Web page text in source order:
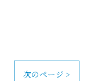
次のページ >